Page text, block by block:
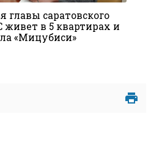
главы саратовского
в 5 квартирах и
«Мицубиси»